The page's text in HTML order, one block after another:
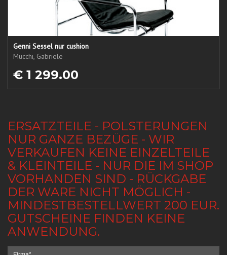
Genni Sessel nur cushion
Mucchi, Gabriele
€ 1 299.00
ERSATZTEILE - POLSTERUNGEN
NUR GANZE BEZÜGE - WIR
VERKAUFEN KEINE EINZELTEILE
& KLEINTEILE - NUR DIE IM SHOP
VORHANDEN SIND - RÜCKGABE
DER WARE NICHT MÖGLICH -
MINDESTBESTELLWERT 200 EUR.
GUTSCHEINE FINDEN KEINE
ANWENDUNG.